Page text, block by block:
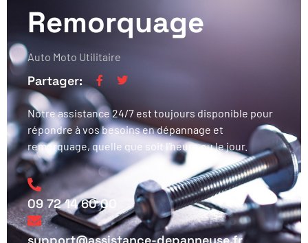
Remorquage
Auto Moto Utilitaire
Partager:
Notre assistance 24/7 est toujours disponible pour
répondre à vos besoins en dépannage et
remorquage, quelle que soit l’heure ou le jour.
09 72 14 60 00